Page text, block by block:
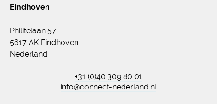
Eindhoven
Philitelaan 57
5617 AK Eindhoven
Nederland
+31 (0)40 309 80 01
info@connect-nederland.nl